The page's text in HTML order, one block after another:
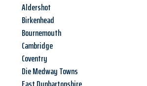
Aldershot
Birkenhead
Bournemouth
Cambridge
Coventry
Die Medway Towns